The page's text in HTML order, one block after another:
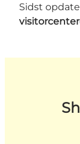
Sidst